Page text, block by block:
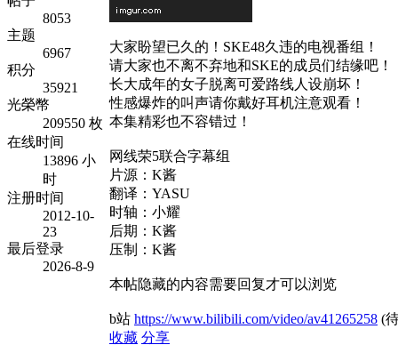
8053
主题
6967
积分
35921
光榮幣
209550 枚
在线时间
13896 小
时
注册时间
2012-10-
23
最后登录
2026-8-9
大家盼望已久的！SKE48久违的电视番组！
请大家也不离不弃地和SKE的成员们结缘吧！
长大成年的女子脱离可爱路线人设崩坏！
性感爆炸的叫声请你戴好耳机注意观看！
本集精彩也不容错过！
网线荣5联合字幕组
片源：K酱
翻译：YASU
时轴：小耀
后期：K酱
压制：K酱
本帖隐藏的内容需要回复才可以浏览
b站 https://www.bilibili.com/video/av41265258 (
收藏 分享